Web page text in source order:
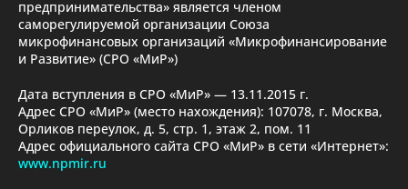
предпринимательства» является членом
саморегулируемой организации Союза
микрофинансовых организаций «Микрофинансирование
и Развитие» (СРО «МиР»)
Дата вступления в СРО «МиР» — 13.11.2015 г.
Адрес СРО «МиР» (место нахождения): 107078, г. Москва,
Орликов переулок, д. 5, стр. 1, этаж 2, пом. 11
Адрес официального сайта СРО «МиР» в сети «Интернет»:
www.npmir.ru